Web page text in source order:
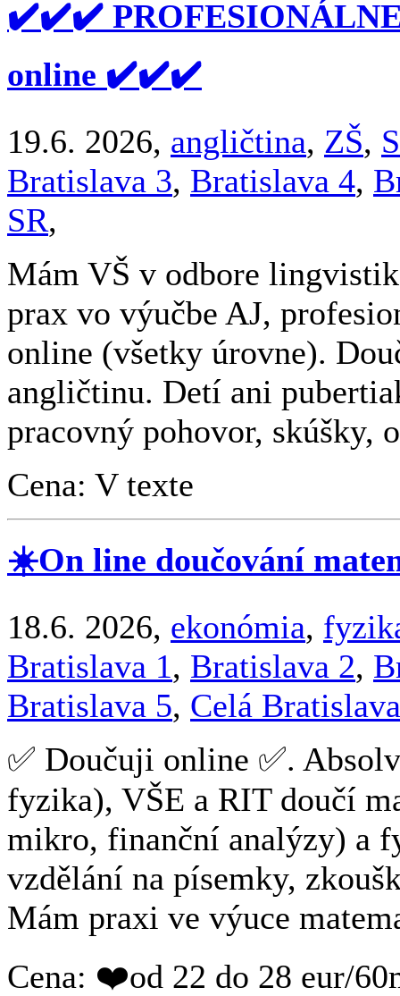
✔️✔️✔️
online ✔️✔️✔️
19.6. 2026, angličtina, ZŠ,
Bratislava 3, Bratislava 4,
SR,
Mám VŠ v odbore
prax vo výučbe AJ,
online (všetky úrovne).
angličtinu. Detí ani
pracovný pohovor, skúšky,
Cena: V texte
☀️On line doučování
18.6. 2026, ekonómia,
Bratislava 1, Bratislava 2,
Bratislava 5, Celá Bratislava
✅ Doučuji online ✅.
fyzika), VŠE a RIT doučí
mikro, finanční analýzy) a
vzdělání na písemky,
Mám praxi ve výuce
Cena: ❤️od 22 do 28 eur/